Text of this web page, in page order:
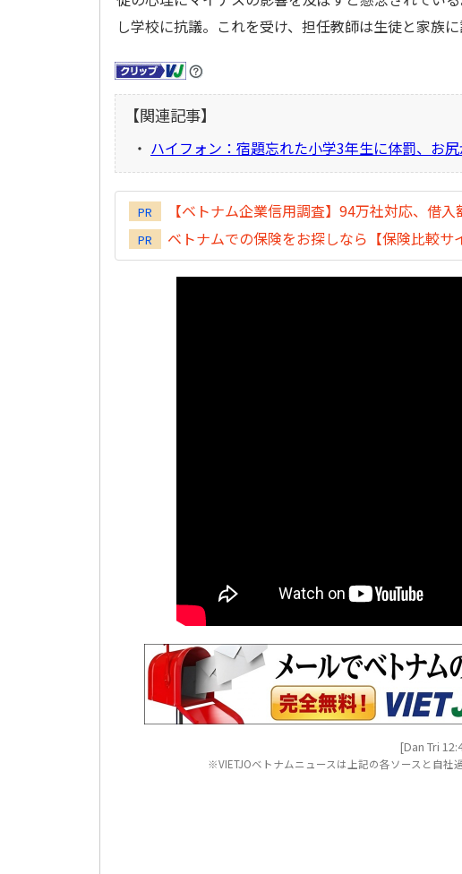
し学校に抗議。これを受け、担任教師は生徒と家族に
【関連記事】
・ ハイフォン：宿題忘れた小学3年生に体罰、お
PR 【ベトナム企業信用調査】94万社対応、借
PR ベトナムでの保険をお探しなら【保険比較サ
[Dan Tri
※VIETJOベトナムニュースは上記の各ソースと自